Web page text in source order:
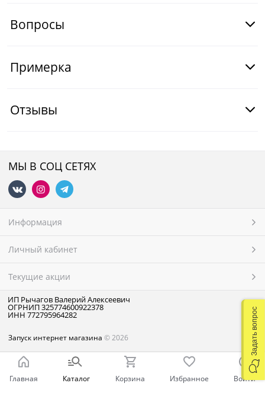
Вопросы
Примерка
Отзывы
МЫ В СОЦ СЕТЯХ
Информация
Личный кабинет
Текущие акции
ИП Рычагов Валерий Алексеевич
ОГРНИП 325774600922378
ИНН 772795964282
Запуск интернет магазина © 2026
Главная Каталог Корзина Избранное Войти
Задать вопрос